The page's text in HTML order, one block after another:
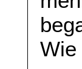
Wie